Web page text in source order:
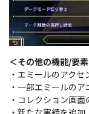
＜その他の機能/要
・エミールのアク
・一部エミールの
・コレクション画